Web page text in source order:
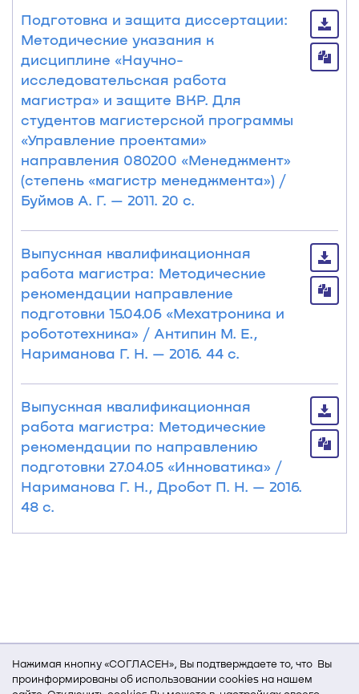
Нажимая кнопку «СОГЛАСЕН», Вы подтверждаете то, что Вы
проинформированы об использовании cookies на нашем
Подготовка и защита диссертации:
Методические указания к
дисциплине «Научно-
исследовательская работа
магистра» и защите ВКР. Для
студентов магистерской программы
«Управление проектами»
направления 080200 «Менеджмент»
(степень «магистр менеджмента») /
Буймов А. Г. — 2011. 20 с.
Выпускная квалификационная
работа магистра: Методические
рекомендации направление
подготовки 15.04.06 «Мехатроника и
робототехника» / Антипин М. Е.,
Нариманова Г. Н. — 2016. 44 с.
Выпускная квалификационная
работа магистра: Методические
рекомендации по направлению
подготовки 27.04.05 «Инноватика» /
Нариманова Г. Н., Дробот П. Н. — 2016.
48 с.